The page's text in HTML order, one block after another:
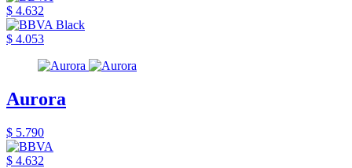
$ 4.632
$ 4.053
Aurora
$ 5.790
$ 4.632